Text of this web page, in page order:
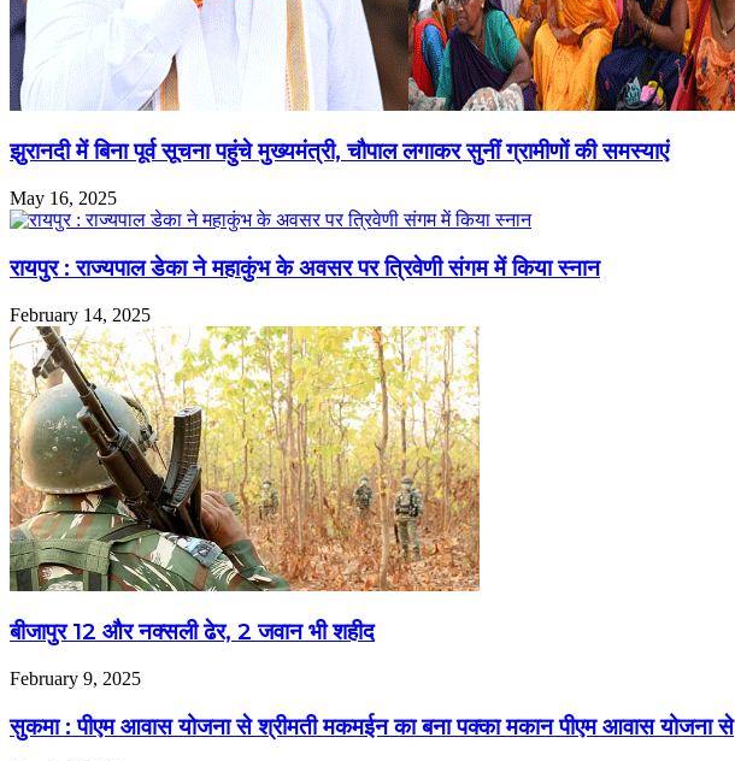
झुरानदी में बिना पूर्व सूचना पहुंचे मुख्यमंत्री, चौपाल लगाकर सुनीं ग्रामीणों की समस्याएं
May 16, 2025
रायपुर : राज्यपाल डेका ने महाकुंभ के अवसर पर त्रिवेणी संगम में किया स्नान
February 14, 2025
बीजापुर 12 और नक्सली ढेर, 2 जवान भी शहीद
February 9, 2025
सुकमा : पीएम आवास योजना से श्रीमती मकमईन का बना पक्का मकान पीएम आवास योजना से